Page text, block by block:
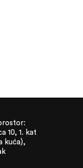
10, 1. kat
kuća),